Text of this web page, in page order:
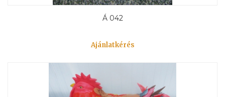
Á 042
Ajánlatkérés